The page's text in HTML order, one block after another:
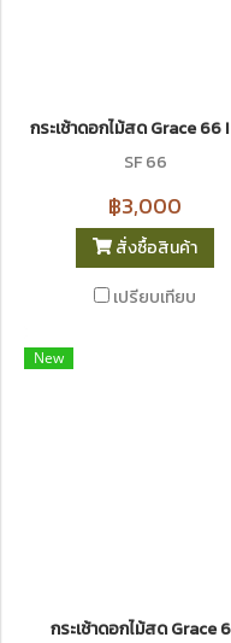
กระเช้าดอกไม้สด Grace 66
SF 66
฿3,000
สั่งซื้อสินค้า
เปรียบเทียบ
New
กระเช้าดอกไม้สด Grace